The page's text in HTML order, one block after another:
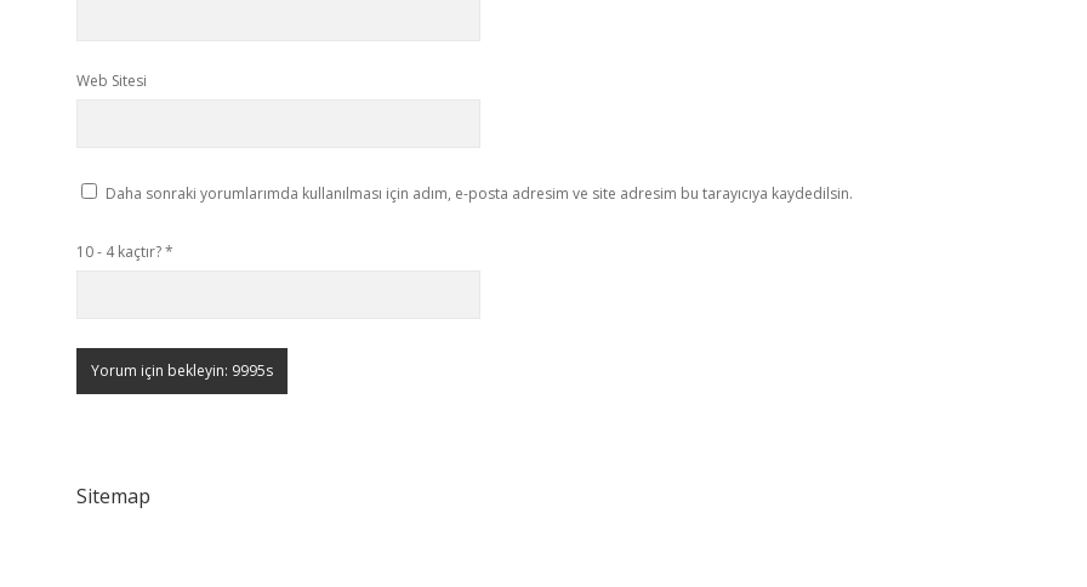
Web Sitesi
Daha sonraki yorumlarımda kullanılması için adım, e-posta adresim ve site adresim bu tarayıcıya kaydedilsin.
10 - 4 kaçtır?*
Sitemap